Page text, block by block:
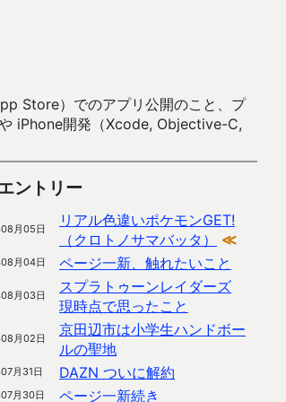
Store）でのアプリ公開のこと、プ
iPhone開発（Xcode, Objective-C,
ントリー
月05日
リアル色違いポケモンGET!
（クロトノサマバッタ）
≪
月04日 ページ一新、触れたいこと
月03日
スプラトゥーンレイダーズ
現時点で思ったこと
月02日
京田辺市は小学生ハンドボー
ルの聖地
月31日 DAZN ついに解約
月30日 ページ一新続き